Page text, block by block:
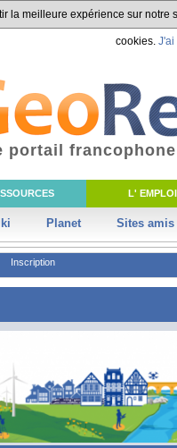
la meilleure expérience sur
cookies. J'ai
L' EMPLOI
Planet Sites amis
portail
Inscription